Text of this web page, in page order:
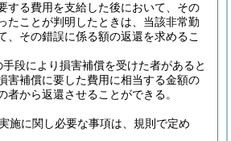
する費用を支給した後において、その
たことが判明したときは、当該非常勤
、その錯誤に係る額の返還を求めるこ
段により損害補償を受けた者があると
害補償に要した費用に相当する金額の
者から返還させることができる。
施に関し必要な事項は、規則で定め